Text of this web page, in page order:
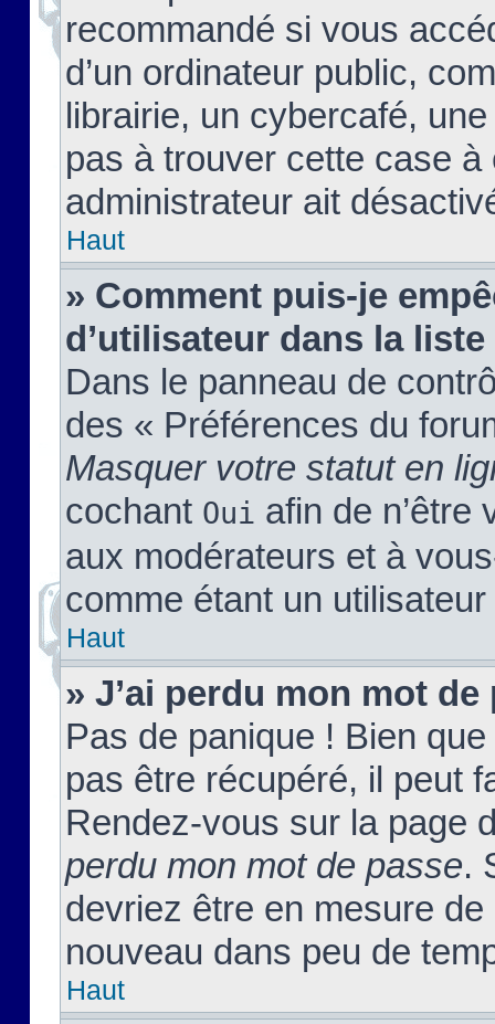
recommandé si vous
d’un ordinateur public,
librairie, un cybercafé,
pas à trouver cette case à
administrateur ait
Haut
» Comment puis-je
d’utilisateur dans la
Dans le panneau de
des « Préférences du
Masquer votre statut en
cochant Oui afin de n’être
aux modérateurs et à
comme étant un
Haut
» J’ai perdu mon mot de
Pas de panique ! Bien
pas être récupéré, il peut
Rendez-vous sur la page
perdu mon mot de passe.
devriez être en mesure
nouveau dans peu de
Haut